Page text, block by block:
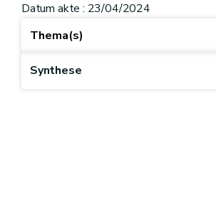
Datum akte : 23/04/2024
Thema(s)
Synthese